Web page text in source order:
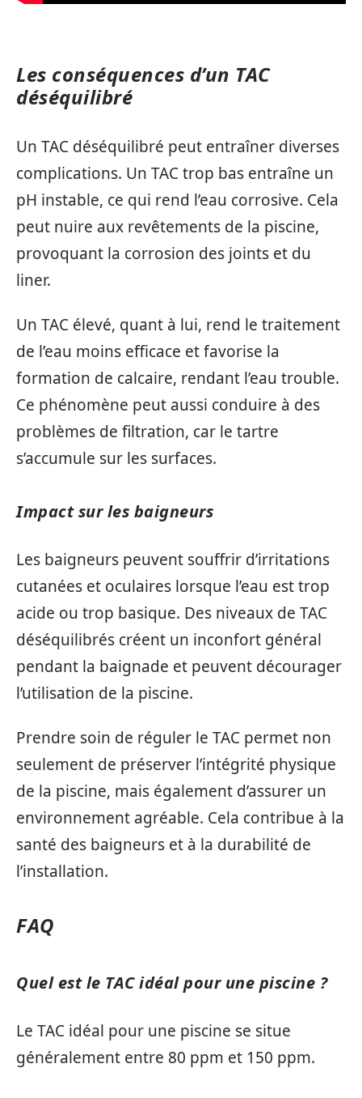
Les conséquences d’un TAC
déséquilibré
Un TAC déséquilibré peut entraîner diverses
complications. Un TAC trop bas entraîne un
pH instable, ce qui rend l’eau corrosive. Cela
peut nuire aux revêtements de la piscine,
provoquant la corrosion des joints et du
liner.
Un TAC élevé, quant à lui, rend le traitement
de l’eau moins efficace et favorise la
formation de calcaire, rendant l’eau trouble.
Ce phénomène peut aussi conduire à des
problèmes de filtration, car le tartre
s’accumule sur les surfaces.
Impact sur les baigneurs
Les baigneurs peuvent souffrir d’irritations
cutanées et oculaires lorsque l’eau est trop
acide ou trop basique. Des niveaux de TAC
déséquilibrés créent un inconfort général
pendant la baignade et peuvent décourager
l’utilisation de la piscine.
Prendre soin de réguler le TAC permet non
seulement de préserver l’intégrité physique
de la piscine, mais également d’assurer un
environnement agréable. Cela contribue à la
santé des baigneurs et à la durabilité de
l’installation.
FAQ
Quel est le TAC idéal pour une piscine ?
Le TAC idéal pour une piscine se situe
généralement entre 80 ppm et 150 ppm.